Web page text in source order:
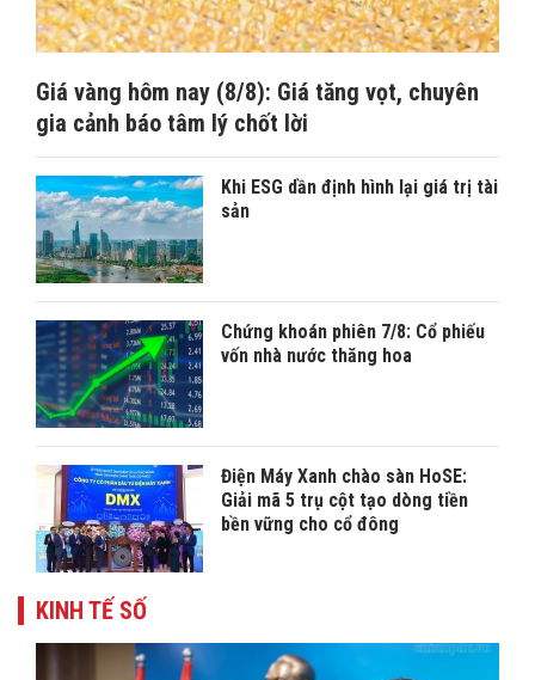
Giá vàng hôm nay (8/8): Giá tăng vọt, chuyên
gia cảnh báo tâm lý chốt lời
Khi ESG dần định hình lại giá trị tài
sản
Chứng khoán phiên 7/8: Cổ phiếu
vốn nhà nước thăng hoa
Điện Máy Xanh chào sàn HoSE:
Giải mã 5 trụ cột tạo dòng tiền
bền vững cho cổ đông
KINH TẾ SỐ